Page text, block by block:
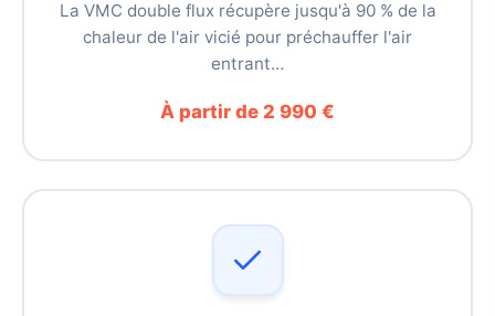
La VMC double flux récupère jusqu'à 90 % de la
chaleur de l'air vicié pour préchauffer l'air
entrant…
À partir de 2 990 €